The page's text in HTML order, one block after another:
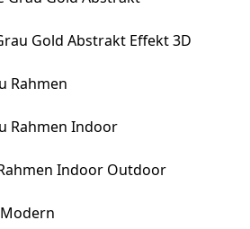
Gold Abstrakt Effekt 3D
Indoor Outdoor